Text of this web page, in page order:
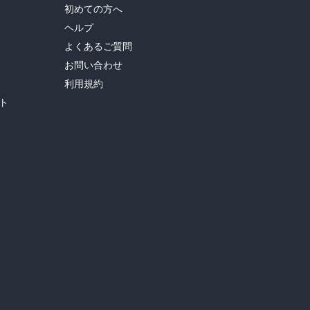
初めての方へ
ヘルプ
よくあるご質問
お問い合わせ
利用規約